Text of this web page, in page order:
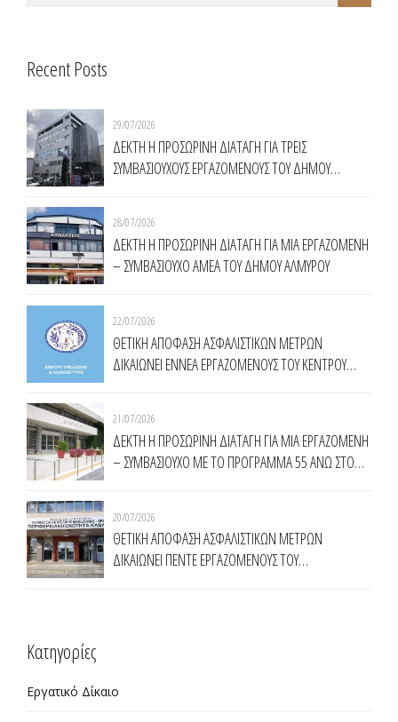
Recent Posts
29/07/2026
ΔΕΚΤΗ Η ΠΡΟΣΩΡΙΝΗ ΔΙΑΤΑΓΗ ΓΙΑ ΤΡΕΙΣ
ΣΥΜΒΑΣΙΟΥΧΟΥΣ ΕΡΓΑΖΟΜΕΝΟΥΣ ΤΟΥ ΔΗΜΟΥ
28/07/2026
ΔΕΚΤΗ Η ΠΡΟΣΩΡΙΝΗ ΔΙΑΤΑΓΗ ΓΙΑ ΜΙΑ ΕΡΓΑΖΟΜΕΝΗ
– ΣΥΜΒΑΣΙΟΥΧΟ ΑΜΕΑ ΤΟΥ ΔΗΜΟΥ ΑΛΜΥΡΟΥ
22/07/2026
ΘΕΤΙΚΗ ΑΠΟΦΑΣΗ ΑΣΦΑΛΙΣΤΙΚΩΝ ΜΕΤΡΩΝ
ΔΙΚΑΙΩΝΕΙ ΕΝNΕΑ ΕΡΓΑΖΟΜΕΝΟΥΣ ΤΟΥ ΚΕΝΤΡΟΥ
21/07/2026
ΔΕΚΤΗ Η ΠΡΟΣΩΡΙΝΗ ΔΙΑΤΑΓΗ ΓΙΑ ΜΙΑ ΕΡΓΑΖΟΜΕΝΗ
– ΣΥΜΒΑΣΙΟΥΧΟ ΜΕ ΤΟ ΠΡΟΓΡΑΜΜΑ 55 ΑΝΩ ΣΤΟ
20/07/2026
ΘΕΤΙΚΗ ΑΠΟΦΑΣΗ ΑΣΦΑΛΙΣΤΙΚΩΝ ΜΕΤΡΩΝ
ΔΙΚΑΙΩΝΕΙ ΠΕΝΤΕ ΕΡΓΑΖΟΜΕΝΟΥΣ ΤΟΥ
Kατηγορίες
Εργατικό Δίκαιο